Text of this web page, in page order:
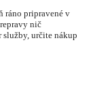
ráno pripravené v
nič
služby, určite nákup